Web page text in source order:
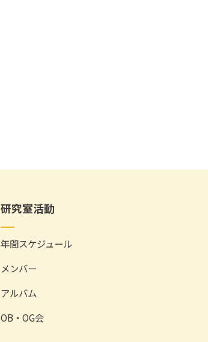
研究室活動
年間スケジュール
メンバー
アルバム
OB・OG会